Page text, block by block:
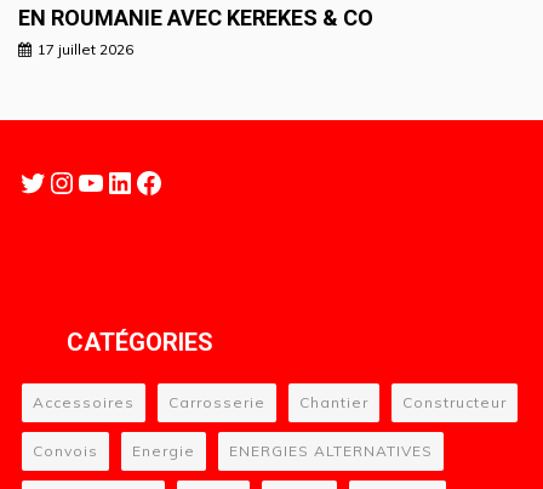
EN ROUMANIE AVEC KEREKES & CO
17 juillet 2026
Twitter
Instagram
YouTube
LinkedIn
Facebook
CATÉGORIES
Accessoires Carrosserie Chantier Constructeur
Convois Energie ENERGIES ALTERNATIVES